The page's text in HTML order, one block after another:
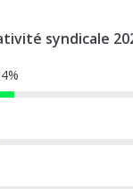
syndicale